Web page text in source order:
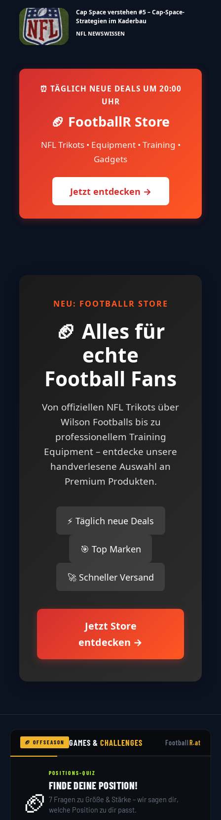
Cap Space verstehen #5 – Cap-Space-
Strategien im Kaderbau
NFL NEWSWISSEN
⏰ TÄGLICH NEUE DEALS UM 20:00
UHR
🏈 FootballR Store
NFL Trikots • Equipment • Training •
Gadgets
Jetzt entdecken →
NEU: FOOTBALLR STORE
🏈 Alles für
echte
Football Fans
Von offiziellen NFL Trikots über
Wilson Footballs bis zu
professionellem Training
Equipment – entdecke unsere
handverlesene Auswahl an
Premium Produkten.
⚡ Täglich neue Deals
🎯 Top Marken
🚀 Schneller Versand
Jetzt Store
entdecken →
🏈 OFFSEASON GAMES &CHALLENGES FootballR.at
🏈
POSITIONS-QUIZ
FINDE DEINE POSITION!
7 Fragen zu Größe & Stärke – wir sagen dir,
welche Position zu dir passt.